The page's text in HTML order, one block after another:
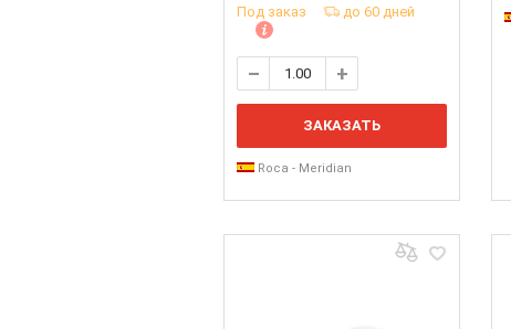
Под заказ до 60 дней
ЗАКАЗАТЬ
Roca - Meridian